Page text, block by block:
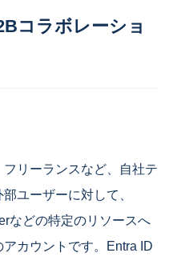
コラボレーショ
リーランスなど、自社テ
ユーザーに対して、
などの特定のリソースへ
カウントです。Entra ID